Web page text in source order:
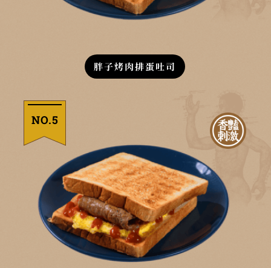
胖子烤肉排蛋吐司
NO.5